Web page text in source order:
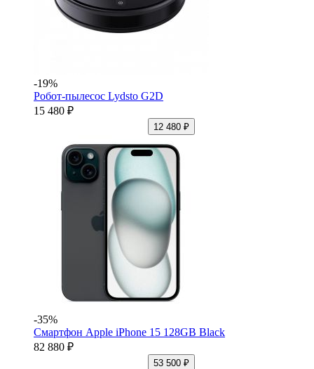
-19%
Робот-пылесос Lydsto G2D
15 480 ₽
12 480 ₽
-35%
Смартфон Apple iPhone 15 128GB Black
82 880 ₽
53 500 ₽